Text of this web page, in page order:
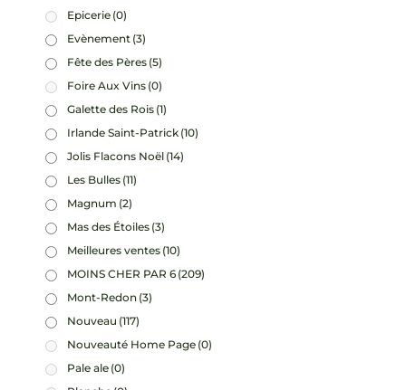
Epicerie (0)
Evènement (3)
Fête des Pères (5)
Foire Aux Vins (0)
Galette des Rois (1)
Irlande Saint-Patrick (10)
Jolis Flacons Noël (14)
Les Bulles (11)
Magnum (2)
Mas des Étoiles (3)
Meilleures ventes (10)
MOINS CHER PAR 6 (209)
Mont-Redon (3)
Nouveau (117)
Nouveauté Home Page (0)
Pale ale (0)